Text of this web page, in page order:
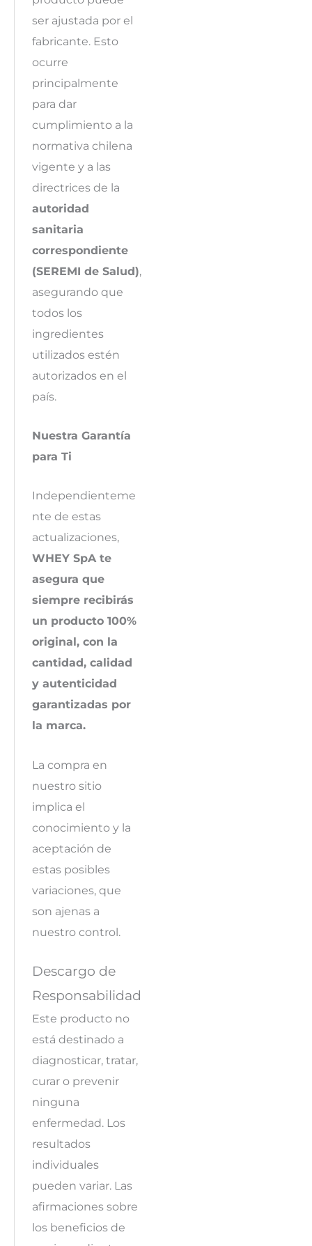
ser ajustada por el
fabricante. Esto
ocurre
principalmente
para dar
cumplimiento a la
normativa chilena
vigente y a las
directrices de la
autoridad
sanitaria
correspondiente
(SEREMI de Salud),
asegurando que
todos los
ingredientes
utilizados estén
autorizados en el
país.
Nuestra Garantía
para Ti
Independienteme
nte de estas
actualizaciones,
WHEY SpA te
asegura que
siempre recibirás
un producto 100%
original, con la
cantidad, calidad
y autenticidad
garantizadas por
la marca.
La compra en
nuestro sitio
implica el
conocimiento y la
aceptación de
estas posibles
variaciones, que
son ajenas a
nuestro control.
Descargo de
Responsabilidad
Este producto no
está destinado a
diagnosticar, tratar,
curar o prevenir
ninguna
enfermedad. Los
resultados
individuales
pueden variar. Las
afirmaciones sobre
los beneficios de